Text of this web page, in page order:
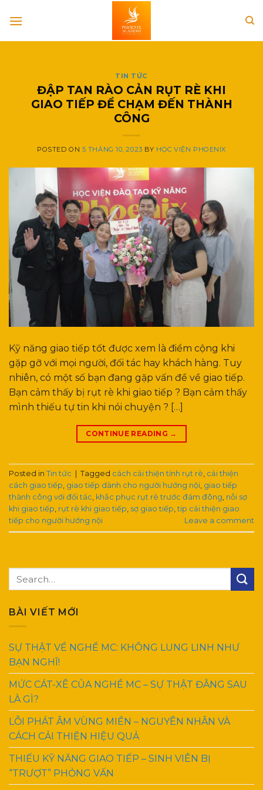
TIN TỨC
ĐẬP TAN RÀO CẢN RỤT RÈ KHI
GIAO TIẾP ĐỂ CHẠM ĐẾN THÀNH
CÔNG
POSTED ON 5 THÁNG 10, 2023 BY HỌC VIỆN PHOENIX
Kỹ năng giao tiếp tốt được xem là điểm cộng khi
gặp gỡ với mọi người, đối tác hay khách hàng. Tuy
nhiên, có một số bạn đang gặp vấn đề về giao tiếp.
Bạn cảm thấy bị rụt rè khi giao tiếp ? Bạn cảm thấy
mình thiếu tự tin khi nói chuyện ? […]
CONTINUE READING →
Posted in Tin tức Tagged cách cải thiện tính rụt rè, cải thiện
cách giao tiếp, giao tiếp dành cho người hướng nội, giao tiếp
thành công với đối tác, khắc phục rụt rè trước đám đông, nỗi sợ
khi giao tiếp, rụt rè khi giao tiếp, sợ giao tiếp,tip cải thiện giao
tiếp cho người hướng nội
Leave a comment
BÀI VIẾT MỚI
SỰ THẬT VỀ NGHỀ MC: KHÔNG LUNG LINH NHƯ
BẠN NGHĨ!
MỨC CÁT-XÊ CỦA NGHỀ MC – SỰ THẬT ĐẰNG SAU
LÀ GÌ?
LỖI PHÁT ÂM VÙNG MIỀN – NGUYÊN NHÂN VÀ
CÁCH CẢI THIỆN HIỆU QUẢ
THIẾU KỸ NĂNG GIAO TIẾP – SINH VIÊN BỊ
“TRƯỢT” PHỎNG VẤN